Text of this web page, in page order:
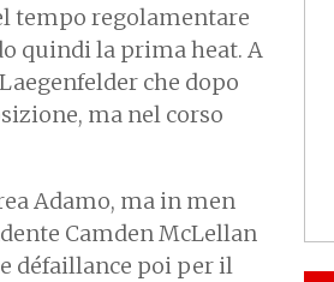
tempo regolamentare
quindi la prima heat. A
che dopo
ma nel corso
Adamo, ma in men
Camden McLellan
défaillance poi per il